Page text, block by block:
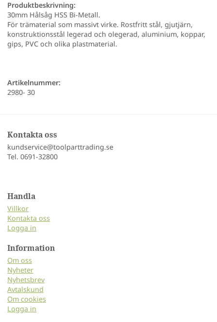
Produktbeskrivning:
30mm Hålsåg HSS Bi-Metall.
För trämaterial som massivt virke. Rostfritt stål, gjutjärn,
konstruktionsstål legerad och olegerad, aluminium, koppar,
gips, PVC och olika plastmaterial.
Artikelnummer:
2980- 30
Kontakta oss
kundservice@toolparttrading.se
Tel. 0691-32800
Handla
Villkor
Kontakta oss
Logga in
Information
Om oss
Nyheter
Nyhetsbrev
Avtalskund
Om cookies
Logga in